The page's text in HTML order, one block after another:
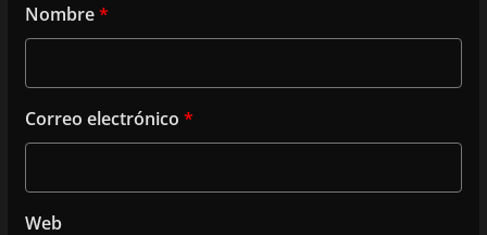
Nombre*
Correo electrónico *
Web